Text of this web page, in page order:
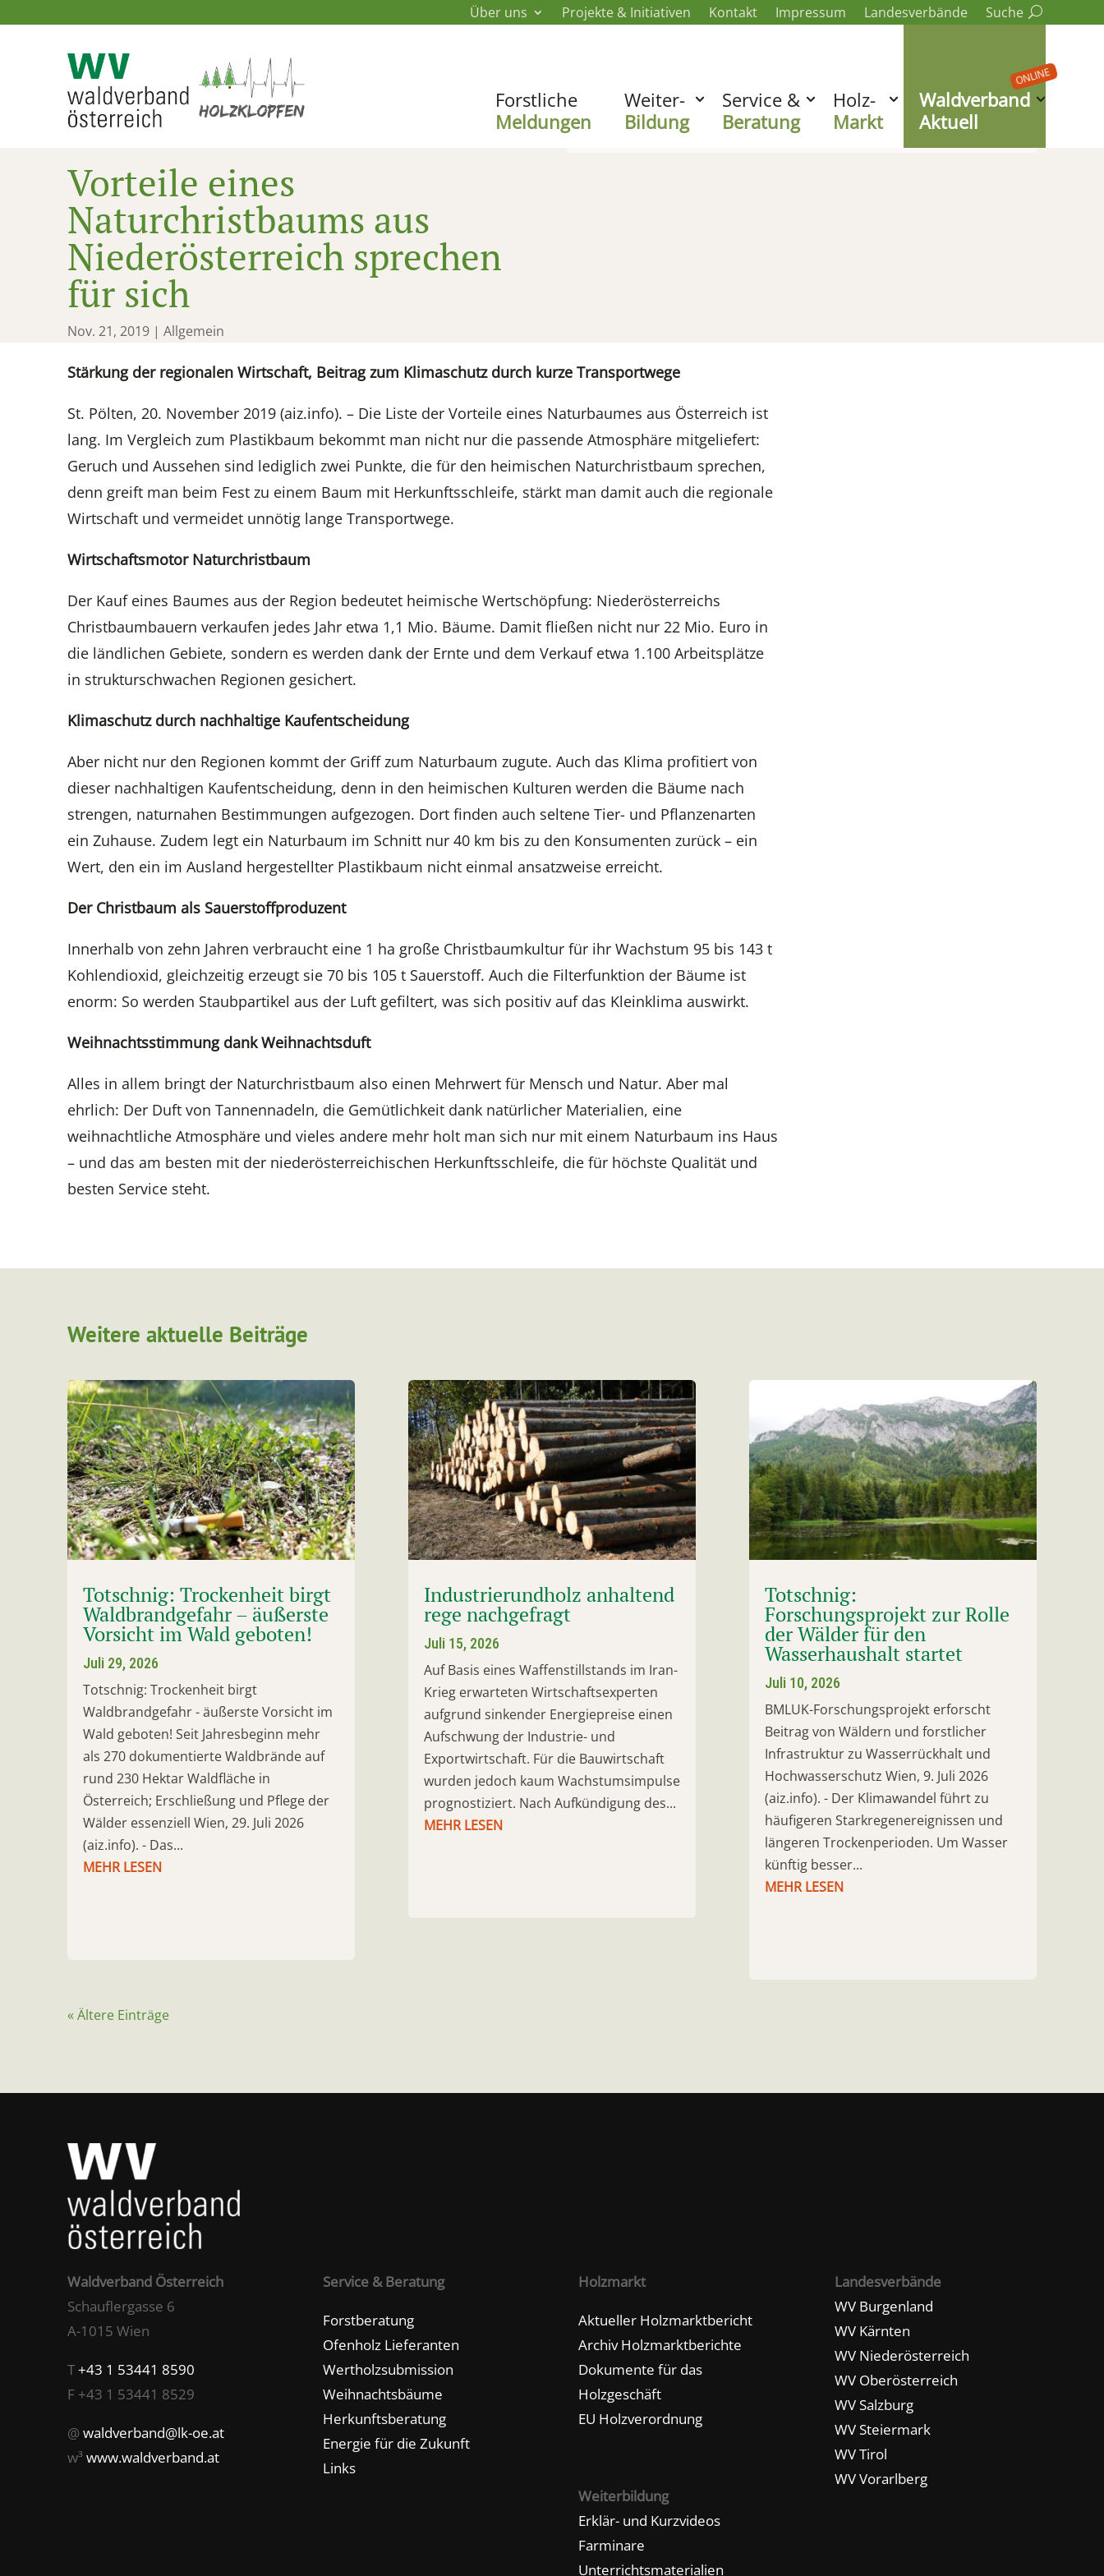
Über uns Projekte & Initiativen Kontakt Impressum Landesverbände Suche
Forstliche
Meldungen
Weiter-
Bildung
Service &
Beratung
Holz-
Markt
ONLINE
Waldverband
Aktuell
Vorteile eines
Naturchristbaums aus
Niederösterreich sprechen
für sich
Nov. 21, 2019 | Allgemein
Stärkung der regionalen Wirtschaft, Beitrag zum Klimaschutz durch kurze Transportwege
St. Pölten, 20. November 2019 (aiz.info). – Die Liste der Vorteile eines Naturbaumes aus Österreich ist
lang. Im Vergleich zum Plastikbaum bekommt man nicht nur die passende Atmosphäre mitgeliefert:
Geruch und Aussehen sind lediglich zwei Punkte, die für den heimischen Naturchristbaum sprechen,
denn greift man beim Fest zu einem Baum mit Herkunftsschleife, stärkt man damit auch die regionale
Wirtschaft und vermeidet unnötig lange Transportwege.
Wirtschaftsmotor Naturchristbaum
Der Kauf eines Baumes aus der Region bedeutet heimische Wertschöpfung: Niederösterreichs
Christbaumbauern verkaufen jedes Jahr etwa 1,1 Mio. Bäume. Damit fließen nicht nur 22 Mio. Euro in
die ländlichen Gebiete, sondern es werden dank der Ernte und dem Verkauf etwa 1.100 Arbeitsplätze
in strukturschwachen Regionen gesichert.
Klimaschutz durch nachhaltige Kaufentscheidung
Aber nicht nur den Regionen kommt der Griff zum Naturbaum zugute. Auch das Klima profitiert von
dieser nachhaltigen Kaufentscheidung, denn in den heimischen Kulturen werden die Bäume nach
strengen, naturnahen Bestimmungen aufgezogen. Dort finden auch seltene Tier- und Pflanzenarten
ein Zuhause. Zudem legt ein Naturbaum im Schnitt nur 40 km bis zu den Konsumenten zurück – ein
Wert, den ein im Ausland hergestellter Plastikbaum nicht einmal ansatzweise erreicht.
Der Christbaum als Sauerstoffproduzent
Innerhalb von zehn Jahren verbraucht eine 1 ha große Christbaumkultur für ihr Wachstum 95 bis 143 t
Kohlendioxid, gleichzeitig erzeugt sie 70 bis 105 t Sauerstoff. Auch die Filterfunktion der Bäume ist
enorm: So werden Staubpartikel aus der Luft gefiltert, was sich positiv auf das Kleinklima auswirkt.
Weihnachtsstimmung dank Weihnachtsduft
Alles in allem bringt der Naturchristbaum also einen Mehrwert für Mensch und Natur. Aber mal
ehrlich: Der Duft von Tannennadeln, die Gemütlichkeit dank natürlicher Materialien, eine
weihnachtliche Atmosphäre und vieles andere mehr holt man sich nur mit einem Naturbaum ins Haus
– und das am besten mit der niederösterreichischen Herkunftsschleife, die für höchste Qualität und
besten Service steht.
Weitere aktuelle Beiträge
Totschnig: Trockenheit birgt
Waldbrandgefahr – äußerste
Vorsicht im Wald geboten!
Juli 29, 2026
Totschnig: Trockenheit birgt
Waldbrandgefahr - äußerste Vorsicht im
Wald geboten! Seit Jahresbeginn mehr
als 270 dokumentierte Waldbrände auf
rund 230 Hektar Waldfläche in
Österreich; Erschließung und Pflege der
Wälder essenziell Wien, 29. Juli 2026
(aiz.info). - Das...
MEHR LESEN
Industrierundholz anhaltend
rege nachgefragt
Juli 15, 2026
Auf Basis eines Waffenstillstands im Iran-
Krieg erwarteten Wirtschaftsexperten
aufgrund sinkender Energiepreise einen
Aufschwung der Industrie- und
Exportwirtschaft. Für die Bauwirtschaft
wurden jedoch kaum Wachstumsimpulse
prognostiziert. Nach Aufkündigung des...
MEHR LESEN
Totschnig:
Forschungsprojekt zur Rolle
der Wälder für den
Wasserhaushalt startet
Juli 10, 2026
BMLUK-Forschungsprojekt erforscht
Beitrag von Wäldern und forstlicher
Infrastruktur zu Wasserrückhalt und
Hochwasserschutz Wien, 9. Juli 2026
(aiz.info). - Der Klimawandel führt zu
häufigeren Starkregenereignissen und
längeren Trockenperioden. Um Wasser
künftig besser...
MEHR LESEN
« Ältere Einträge
Waldverband Österreich
Schauflergasse 6
A-1015 Wien
T+43 1 53441 8590
F +43 1 53441 8529
@ waldverband@lk-oe.at
w³www.waldverband.at
Service & Beratung
Forstberatung
Ofenholz Lieferanten
Wertholzsubmission
Weihnachtsbäume
Herkunftsberatung
Energie für die Zukunft
Links
Holzmarkt
Aktueller Holzmarktbericht
Archiv Holzmarktberichte
Dokumente für das
Holzgeschäft
EU Holzverordnung
Weiterbildung
Erklär- und Kurzvideos
Farminare
Unterrichtsmaterialien
Landesverbände
WV Burgenland
WV Kärnten
WV Niederösterreich
WV Oberösterreich
WV Salzburg
WV Steiermark
WV Tirol
WV Vorarlberg